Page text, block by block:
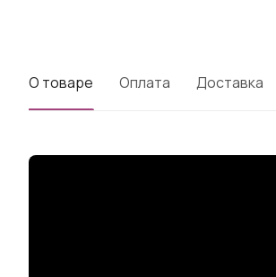
О товаре Оплата Доставка